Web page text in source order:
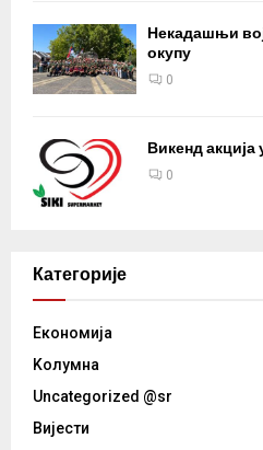
Некадашњи
окупу
0
Викенд
0
Категорије
Eкономија
Kолумнa
Uncategorized @sr
Вијести